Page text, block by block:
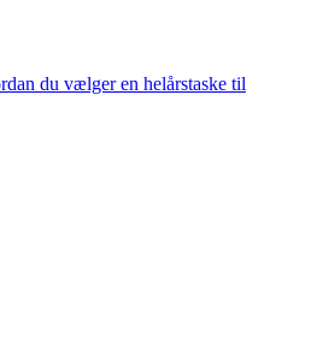
du vælger en helårstaske til